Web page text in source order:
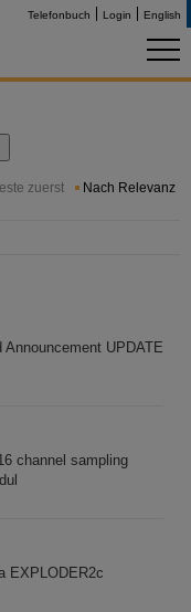
Telefonbuch Login English
zuerst Nach Relevanz
UPDATE
channel sampling
EXPLODER2c